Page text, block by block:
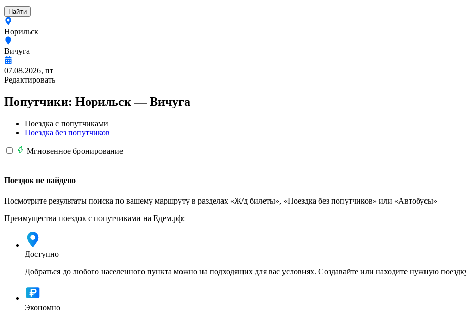
Найти
Норильск
Вичуга
07.08.2026, пт
Редактировать
Попутчики: Норильск —Вичуга
Поездка с попутчиками
Поездка без попутчиков
Мгновенное бронирование
Поездок не найдено
Посмотрите результаты поиска по вашему маршруту в разделах «Ж/д билеты», «Поездка без попутчиков» или «Автобусы»
Преимущества поездок с попутчиками на Едем.рф:
Доступно
Добраться до любого населенного пункта можно на подходящих для вас условиях. Создавайте или находите нужную
Экономно